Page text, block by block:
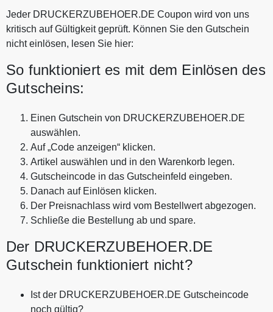
Jeder DRUCKERZUBEHOER.DE Coupon wird von uns
kritisch auf Gültigkeit geprüft. Können Sie den Gutschein
nicht einlösen, lesen Sie hier:
So funktioniert es mit dem Einlösen des
Gutscheins:
Einen Gutschein von DRUCKERZUBEHOER.DE
auswählen.
Auf „Code anzeigen“ klicken.
Artikel auswählen und in den Warenkorb legen.
Gutscheincode in das Gutscheinfeld eingeben.
Danach auf Einlösen klicken.
Der Preisnachlass wird vom Bestellwert abgezogen.
Schließe die Bestellung ab und spare.
Der DRUCKERZUBEHOER.DE
Gutschein funktioniert nicht?
Ist der DRUCKERZUBEHOER.DE Gutscheincode
noch gültig?